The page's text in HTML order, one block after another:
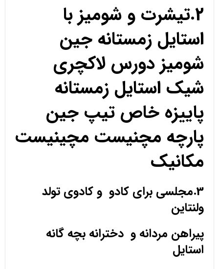
2.تیشرت و شومیز با
استایل زمستانه جین
شومیز دورس لاکچری
شیک استایل زمستانه
پاییزه خاص تیپ جین
پارچه مچنیست مچینیست
مکانیک
3.مجلسی برای کادو و کادوی تولد
ولنتاین
پیراهن مردانه و دخترانه بچه گانه
استایل